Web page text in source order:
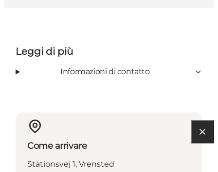
Leggi di più
Informazioni di contatto
Come arrivare
Stationsvej 1, Vrensted